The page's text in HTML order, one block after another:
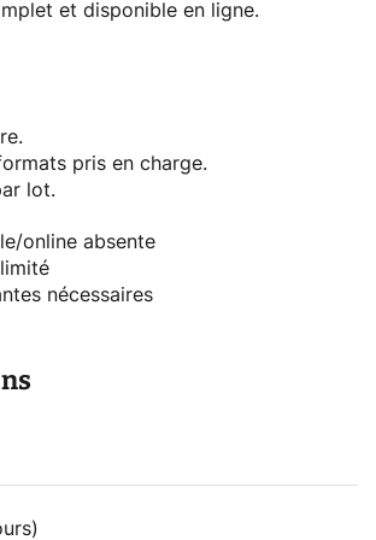
et disponible en ligne.
pris en charge.
lot.
online absente
nécessaires